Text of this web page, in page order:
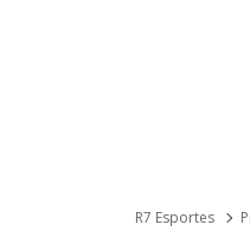
R7 Esportes